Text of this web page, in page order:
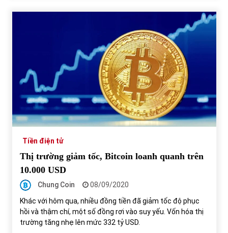
Tiền điện tử
Thị trường giảm tốc, Bitcoin loanh quanh trên
10.000 USD
Chung Coin
08/09/2020
Khác với hôm qua, nhiều đồng tiền đã giảm tốc độ phục
hồi và thậm chí, một số đồng rơi vào suy yếu. Vốn hóa thị
trường tăng nhẹ lên mức 332 tỷ USD.